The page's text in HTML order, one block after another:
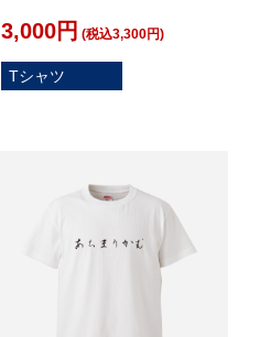
Tシャツ
3,000円 (税込3,300円)